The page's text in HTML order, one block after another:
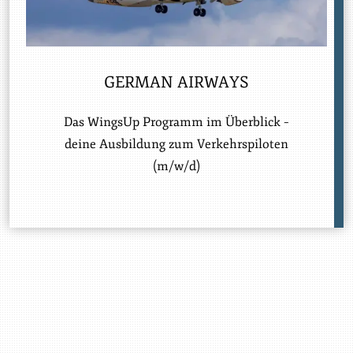
GERMAN AIRWAYS
Das WingsUp Programm im Überblick –
deine Ausbildung zum Verkehrspiloten
(m/w/d)